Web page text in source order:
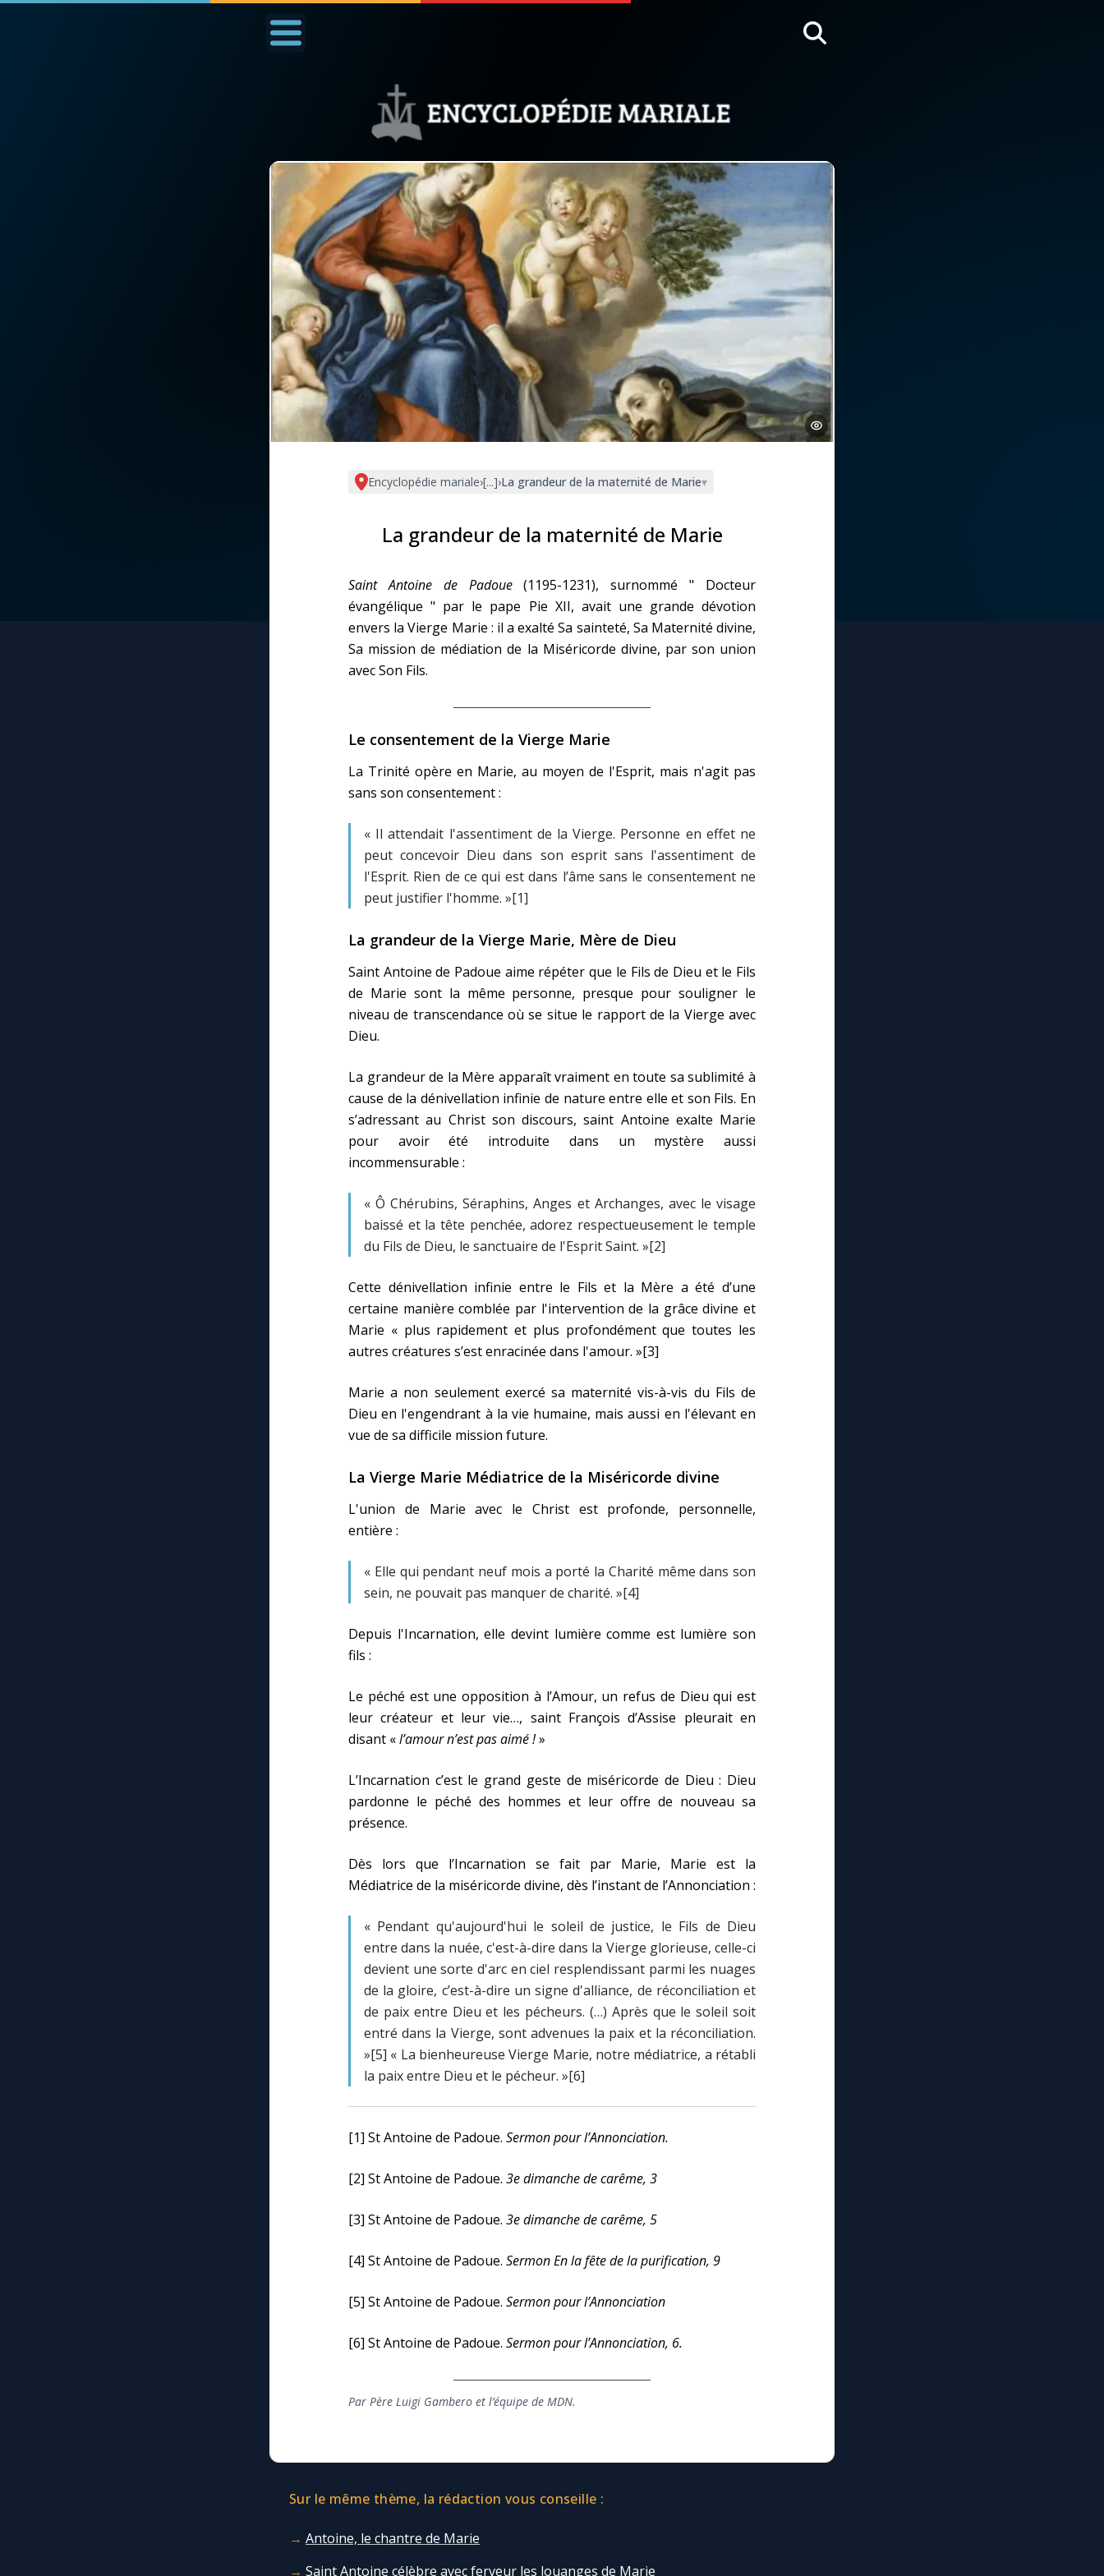
Nous soutenir À propos Facebook Infos légales
Prier au quotidien
Avec Thérèse de Lisieux
L'Évangile chaque jour
Les premiers samedis
du mois
Marie qui défait les
nœuds
Une Minute avec Marie
◼︎À la une
1000 Raisons de Croire
Chapelet pour le monde
Contact
Faire un don
Marie de Nazareth
Encyclopédie mariale›[...]›La grandeur de la maternité de Marie▾
La grandeur de la maternité de Marie
Saint Antoine de Padoue(1195-1231), surnommé " Docteur
évangélique " par le pape Pie XII, avait une grande dévotion
envers la Vierge Marie : il a exalté Sa sainteté, Sa Maternité divine,
Sa mission de médiation de la Miséricorde divine, par son union
avec Son Fils.
Le consentement de la Vierge Marie
La Trinité opère en Marie, au moyen de l'Esprit, mais n'agit pas
sans son consentement :
« Il attendait l'assentiment de la Vierge. Personne en effet ne
peut concevoir Dieu dans son esprit sans l'assentiment de
l'Esprit. Rien de ce qui est dans l’âme sans le consentement ne
peut justifier l'homme. »[1]
La grandeur de la Vierge Marie, Mère de Dieu
Saint Antoine de Padoue aime répéter que le Fils de Dieu et le Fils
de Marie sont la même personne, presque pour souligner le
niveau de transcendance où se situe le rapport de la Vierge avec
Dieu.
La grandeur de la Mère apparaît vraiment en toute sa sublimité à
cause de la dénivellation infinie de nature entre elle et son Fils. En
s’adressant au Christ son discours, saint Antoine exalte Marie
pour avoir été introduite dans un mystère aussi
incommensurable :
« Ô Chérubins, Séraphins, Anges et Archanges, avec le visage
baissé et la tête penchée, adorez respectueusement le temple
du Fils de Dieu, le sanctuaire de l'Esprit Saint. »[2]
Cette dénivellation infinie entre le Fils et la Mère a été d’une
certaine manière comblée par l'intervention de la grâce divine et
Marie « plus rapidement et plus profondément que toutes les
autres créatures s’est enracinée dans l'amour. »[3]
Marie a non seulement exercé sa maternité vis-à-vis du Fils de
Dieu en l'engendrant à la vie humaine, mais aussi en l'élevant en
vue de sa difficile mission future.
La Vierge Marie Médiatrice de la Miséricorde divine
L'union de Marie avec le Christ est profonde, personnelle,
entière :
« Elle qui pendant neuf mois a porté la Charité même dans son
sein, ne pouvait pas manquer de charité. »[4]
Depuis l'Incarnation, elle devint lumière comme est lumière son
fils :
Le péché est une opposition à l’Amour, un refus de Dieu qui est
leur créateur et leur vie…, saint François d’Assise pleurait en
disant «l’amour n’est pas aimé !»
L’Incarnation c’est le grand geste de miséricorde de Dieu : Dieu
pardonne le péché des hommes et leur offre de nouveau sa
présence.
Dès lors que l’Incarnation se fait par Marie, Marie est la
Médiatrice de la miséricorde divine, dès l’instant de l’Annonciation :
« Pendant qu'aujourd'hui le soleil de justice, le Fils de Dieu
entre dans la nuée, c'est-à-dire dans la Vierge glorieuse, celle-ci
devient une sorte d'arc en ciel resplendissant parmi les nuages
de la gloire, c’est-à-dire un signe d'alliance, de réconciliation et
de paix entre Dieu et les pécheurs. (…) Après que le soleil soit
entré dans la Vierge, sont advenues la paix et la réconciliation.
»[5] « La bienheureuse Vierge Marie, notre médiatrice, a rétabli
la paix entre Dieu et le pécheur. »[6]
[1] St Antoine de Padoue. Sermon pour l’Annonciation.
[2] St Antoine de Padoue. 3e dimanche de carême, 3
[3] St Antoine de Padoue. 3e dimanche de carême, 5
[4] St Antoine de Padoue. Sermon En la fête de la purification, 9
[5] St Antoine de Padoue. Sermon pour l’Annonciation
[6] St Antoine de Padoue. Sermon pour l’Annonciation, 6.
Par Père Luigi Gambero et l’équipe de MDN.
Sur le même thème, la rédaction vous conseille :
Antoine, le chantre de Marie
Saint Antoine célèbre avec ferveur les louanges de Marie